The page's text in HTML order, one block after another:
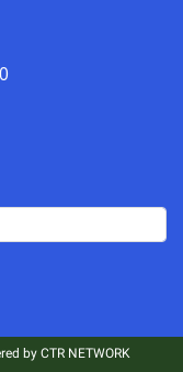
by CTR NETWORK